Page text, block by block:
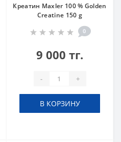
Креатин Maxler 100 % Golden
Creatine 150 g
0
9 000 тг.
- +
В КОРЗИНУ